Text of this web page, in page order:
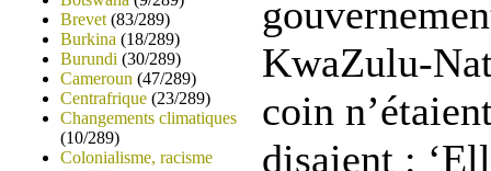
Brevet (83/289)
Burkina (18/289)
Burundi (30/289)
Cameroun (47/289)
Centrafrique (23/289)
Changements climatiques
(10/289)
Colonialisme, racisme
KwaZulu-
coin
disaient :